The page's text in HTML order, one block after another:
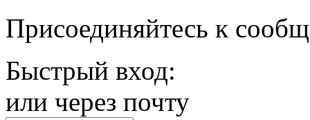
Присоединяйтесь к
Быстрый вход:
или через почту